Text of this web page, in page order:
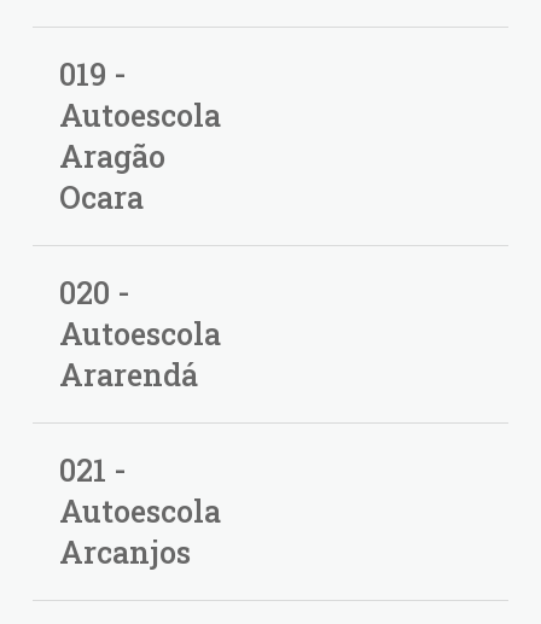
019 -
Autoescola
Aragão
Ocara
020 -
Autoescola
Ararendá
021 -
Autoescola
Arcanjos